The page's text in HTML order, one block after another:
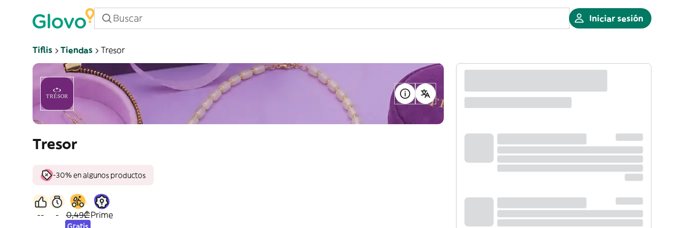
Iniciar sesión
Tiflis Tiendas Tresor
Tresor
-30% en algunos productos
-- - 0,49₾
Gratis
Prime